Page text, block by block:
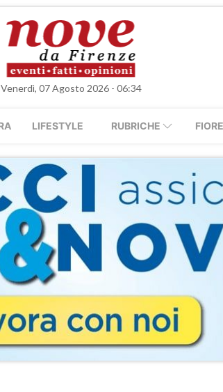
Venerdì, 07 Agosto 2026 - 06:34
LIFESTYLE RUBRICHE